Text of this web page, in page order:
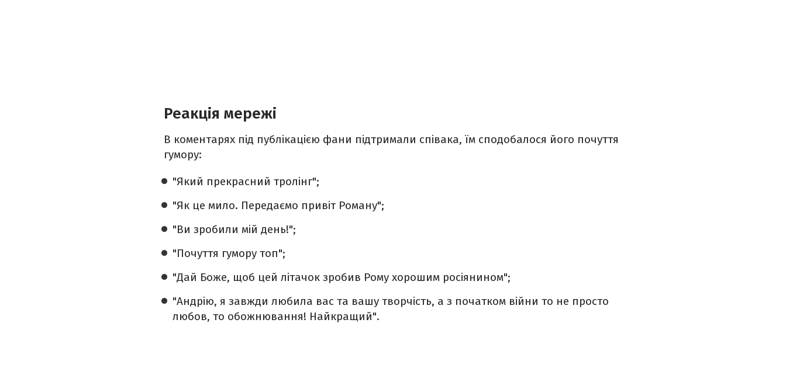
Реакція мережі
В коментарях під публікацією фани підтримали співака, їм сподобалося його почуття
гумору:
"Який прекрасний тролінг";
"Як це мило. Передаємо привіт Роману";
"Ви зробили мій день!";
"Почуття гумору топ";
"Дай Боже, щоб цей літачок зробив Рому хорошим росіянином";
"Андрію, я завжди любила вас та вашу творчість, а з початком війни то не просто
любов, то обожнювання! Найкращий".